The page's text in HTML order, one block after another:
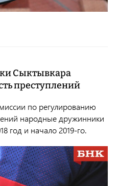
Сыктывкара
преступлений
по регулированию
народные дружинники
год и начало 2019-го.